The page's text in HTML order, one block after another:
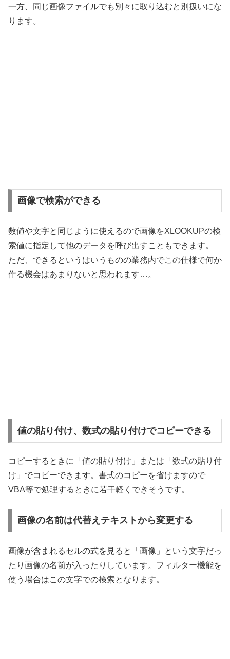
一方、同じ画像ファイルでも別々に取り込むと別扱いにな
ります。
画像で検索ができる
数値や文字と同じように使えるので画像をXLOOKUPの検
索値に指定して他のデータを呼び出すこともできます。
ただ、できるというはいうものの業務内でこの仕様で何か
作る機会はあまりないと思われます…。
値の貼り付け、数式の貼り付けでコピーできる
コピーするときに「値の貼り付け」または「数式の貼り付
け」でコピーできます。書式のコピーを省けますので
VBA等で処理するときに若干軽くできそうです。
画像の名前は代替えテキストから変更する
画像が含まれるセルの式を見ると「画像」という文字だっ
たり画像の名前が入ったりしています。フィルター機能を
使う場合はこの文字での検索となります。